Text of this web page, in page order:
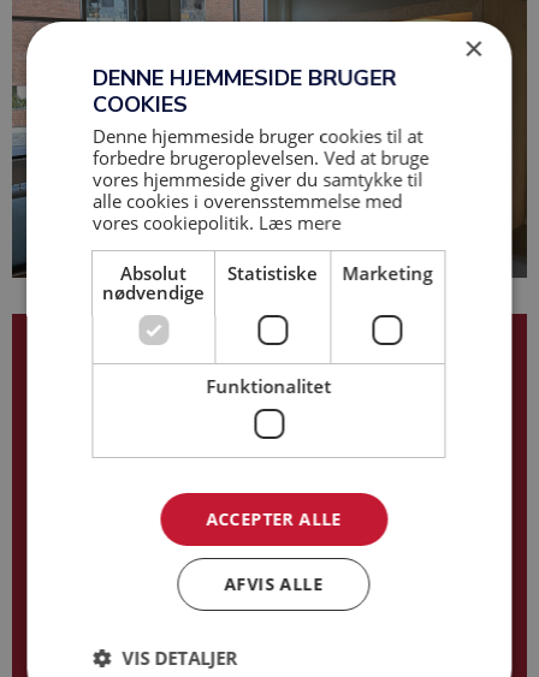
Hans Kristensen
×
DENNE HJEMMESIDE BRUGER
COOKIES
Denne hjemmeside bruger cookies til at
forbedre brugeroplevelsen. Ved at bruge
vores hjemmeside giver du samtykke til
alle cookies i overensstemmelse med
vores cookiepolitik. Læs mere
Absolut
nødvendige
Statistiske Marketing
Funktionalitet
ACCEPTER ALLE
AFVIS ALLE
VIS DETALJER